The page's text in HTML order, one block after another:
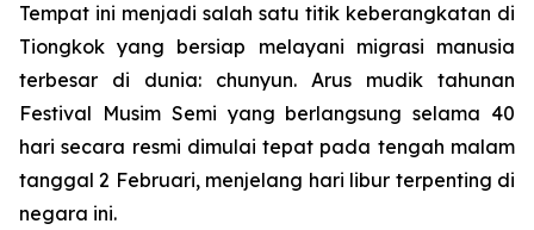
Tempat ini menjadi salah satu titik keberangkatan di
Tiongkok yang bersiap melayani migrasi manusia
terbesar di dunia: chunyun. Arus mudik tahunan
Festival Musim Semi yang berlangsung selama 40
hari secara resmi dimulai tepat pada tengah malam
tanggal 2 Februari, menjelang hari libur terpenting di
negara ini.